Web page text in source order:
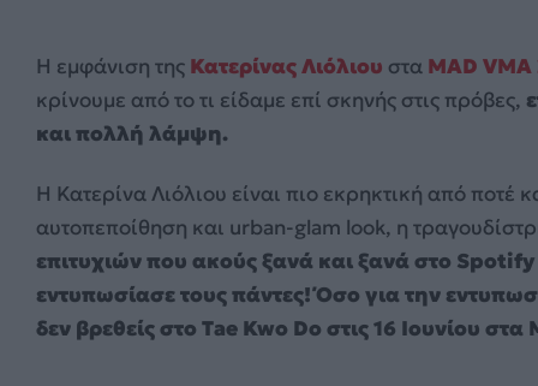
Η εμφάνιση της Κατερίνας Λιόλιου στα MAD
κρίνουμε από το τι είδαμε επί σκηνής στις πρόβες,
και πολλή λάμψη.
Η Κατερίνα Λιόλιου είναι πιο εκρηκτική από ποτέ
αυτοπεποίθηση και urban-glam look, η
επιτυχιών που ακούς ξανά και ξανά στο
εντυπωσίασε τους πάντες! Όσο για την
δεν βρεθείς στο Tae Kwo Do στις 16 Ιουνίου